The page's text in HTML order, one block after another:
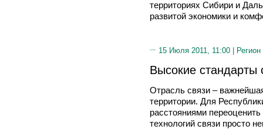
территориях Сибири и
развитой экономики и
15 Июля 2011, 11:00 | Регион
Высокие стандарты
Отрасль связи –
территории. Для
расстояниями
технологий связи просто